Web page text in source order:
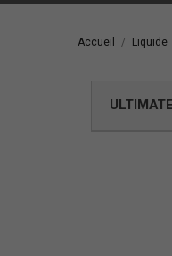
Accueil Liquide